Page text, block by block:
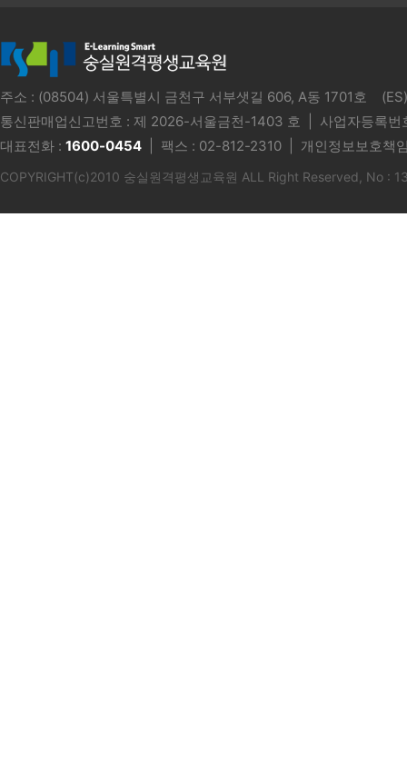
주소 : (08504) 서울특별시 금천구 서부샛길 606, A동 1701호
통신판매업신고번호 : 제 2026-서울금천-1403 호
| 사업자등록
대표전화 : 1600-0454 | 팩스 : 02-812-2310 | 개인정보보호책
COPYRIGHT(c)2010 숭실원격평생교육원 ALL Right Reserved, No :